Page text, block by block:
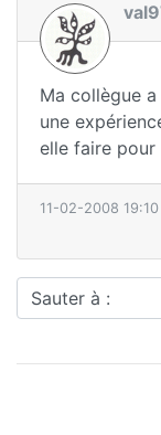
Ma collègue
une
elle faire pour
11-02-2008 19:10
Sauter à :